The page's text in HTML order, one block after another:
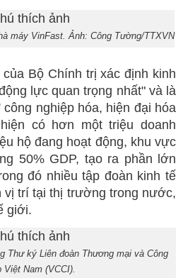
máy VinFast. Ảnh: Công Tường/TTXVN
Bộ Chính trị xác định kinh
lực quan trọng nhất" và là
nghiệp hóa, hiện đại hóa
có hơn một triệu doanh
hộ đang hoạt động, khu vực
50% GDP, tạo ra phần lớn
đó nhiều tập đoàn kinh tế
vị trí tại thị trường trong nước,
giới.
Thư ký Liên đoàn Thương mại và Công
Việt Nam (VCCI).